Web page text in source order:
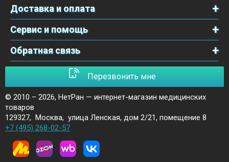
Доставка и оплата
Сервис и помощь
Обратная связь
Перезвонить мне
© 2010 – 2026, НетРан — интернет-магазин медицинских
товаров
129327, Москва, улица Ленская, дом 2/21, помещение 8
+7 (495) 268-02-57